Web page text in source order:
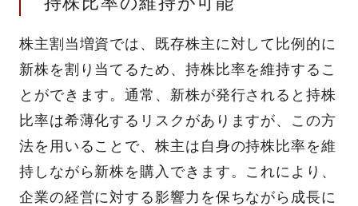
株主割当増資では、既存株主に対して比例的に
新株を割り当てるため、持株比率を維持するこ
とができます。通常、新株が発行されると持株
比率は希薄化するリスクがありますが、この方
法を用いることで、株主は自身の持株比率を維
持しながら新株を購入できます。これにより、
企業の経営に対する影響力を保ちながら成長に